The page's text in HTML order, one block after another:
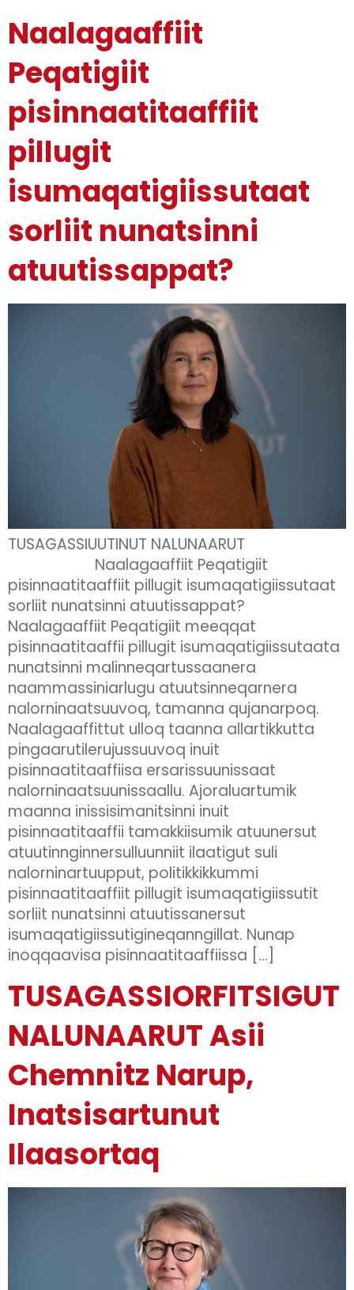
Naalagaaffiit
Peqatigiit
pisinnaatitaaffiit
pillugit
isumaqatigiissutaat
sorliit nunatsinni
atuutissappat?
TUSAGASSIUUTINUT NALUNAARUT
Naalagaaffiit Peqatigiit
pisinnaatitaaffiit pillugit isumaqatigiissutaat
sorliit nunatsinni atuutissappat?
Naalagaaffiit Peqatigiit meeqqat
pisinnaatitaaffii pillugit isumaqatigiissutaata
nunatsinni malinneqartussaanera
naammassiniarlugu atuutsinneqarnera
nalorninaatsuuvoq, tamanna qujanarpoq.
Naalagaaffittut ulloq taanna allartikkutta
pingaarutilerujussuuvoq inuit
pisinnaatitaaffiisa ersarissuunissaat
nalorninaatsuunissaallu. Ajoraluartumik
maanna inissisimanitsinni inuit
pisinnaatitaaffii tamakkiisumik atuunersut
atuutinnginnersulluunniit ilaatigut suli
nalorninartuupput, politikkikkummi
pisinnaatitaaffiit pillugit isumaqatigiissutit
sorliit nunatsinni atuutissanersut
isumaqatigiissutigineqanngillat. Nunap
inoqqaavisa pisinnaatitaaffiissa […]
TUSAGASSIORFITSIGUT
NALUNAARUT Asii
Chemnitz Narup,
Inatsisartunut
Ilaasortaq